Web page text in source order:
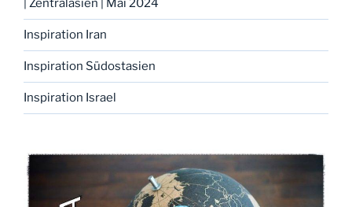
| Zentralasien | Mai 2024
Inspiration Iran
Inspiration Südostasien
Inspiration Israel